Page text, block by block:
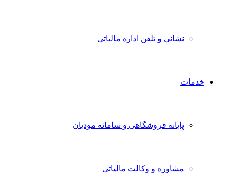
نشانی و تلفن اداره مالیاتی
خدمات
پایانه فروشگاهی و سامانه مودیان
مشاوره و وکالت مالیاتی